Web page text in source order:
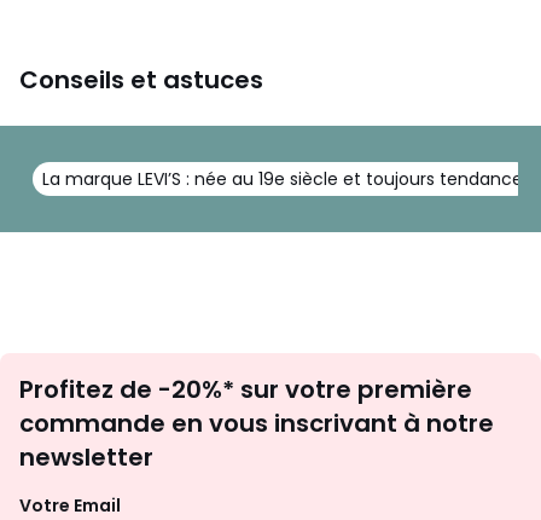
Conseils et astuces
La marque LEVI’S : née au 19e siècle et toujours tendance
newsletter
Profitez de -20%* sur votre première
commande en vous inscrivant à notre
newsletter
Votre Email